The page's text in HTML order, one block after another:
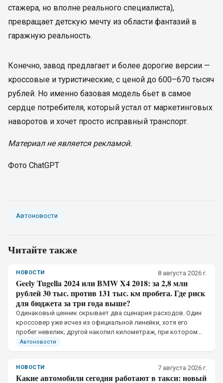
стажера, но вполне реального специалиста),
превращает детскую мечту из области фантазий в
гаражную реальность.
Конечно, завод предлагает и более дорогие версии —
кроссовые и туристические, с ценой до 600–670 тысяч
рублей. Но именно базовая модель бьет в самое
сердце потребителя, который устал от маркетинговых
наворотов и хочет просто исправный транспорт.
Материал не является рекламой.
Фото ChatGPT
Автоновости
Читайте также
НОВОСТИ 8 августа 2026 г.
Geely Tugella 2024 или BMW X4 2018: за 2,8 млн
рублей 30 тыс. против 131 тыс. км пробега. Где риск
для бюджета за три года выше?
Одинаковый ценник скрывает два сценария расходов. Один
кроссовер уже исчез из официальной линейки, хотя его
пробег невелик; другой накопил километраж, при котором
одно пропущенное обслуживание меняет бюджет
Автоновости
НОВОСТИ 7 августа 2026 г.
Какие автомобили сегодня работают в такси: новый